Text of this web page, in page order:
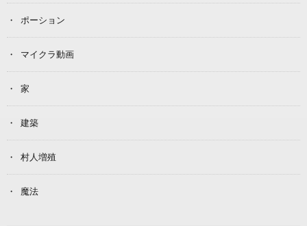
ポーション
マイクラ動画
家
建築
村人増殖
魔法